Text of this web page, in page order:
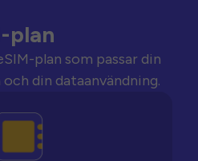
plan
plan som passar din
din dataanvändning.